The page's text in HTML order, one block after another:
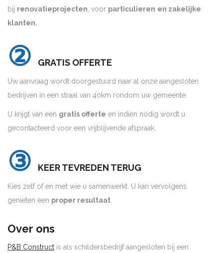
bij renovatieprojecten, voor particulieren en zakelijke
klanten.
② GRATIS OFFERTE
Uw aanvraag wordt doorgestuurd naar al onze aangesloten
bedrijven in een straal van 40km rondom uw gemeente.
U krijgt van een gratis offerte en indien nodig wordt u
gecontacteerd voor een vrijblijvende afspraak.
③ KEER TEVREDEN TERUG
Kies zelf of en met wie u samenwerkt. U kan vervolgens
genieten een proper resultaat.
Over ons
P&B Construct is als schildersbedrijf aangesloten bij een